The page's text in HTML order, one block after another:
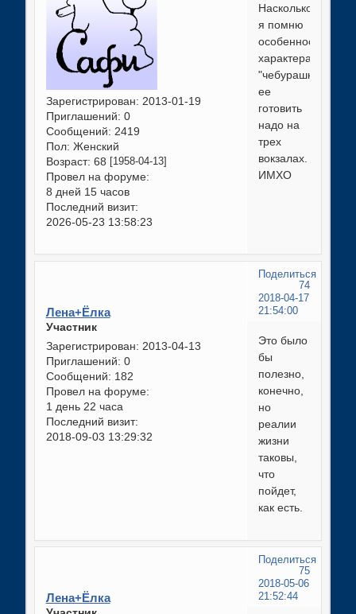
Зарегистрирован: 2013-01-19
Приглашений: 0
Сообщений: 2419
Пол: Женский
Возраст: 68 [1958-04-13]
Провел на форуме:
8 дней 15 часов
Последний визит:
2026-05-23 13:58:23
Насколько
я помню
особенности
характера
"чебурашки",
ее
готовить
надо на
трех
вокзалах.
ИМХО
Поделиться
74
2018-04-17
21:54:00
Лена+Ёлка
Участник
Зарегистрирован: 2013-04-13
Приглашений: 0
Сообщений: 182
Провел на форуме:
1 день 22 часа
Последний визит:
2018-09-03 13:29:32
Это было
бы
полезно,
конечно,
но
реалии
жизни
таковы,
что
пойдет,
как есть.
Поделиться
75
2018-05-06
21:52:44
Лена+Ёлка